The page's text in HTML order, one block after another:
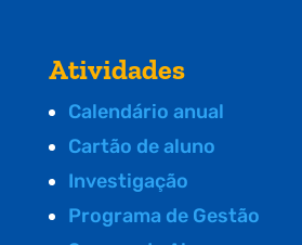
Atividades
Calendário anual
Cartão de aluno
Investigação
Programa de Gestão